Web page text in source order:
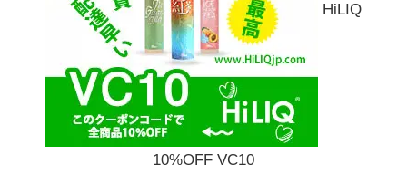
HiLIQ
10%OFF VC10